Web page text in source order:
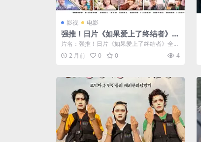
影视 电影
强推！日片《如果爱上了终结者》全
集资源 未删减版本
片名：强推！日片《如果爱上了终结者》全集
资源 未删减版本 分类：电影 详情介绍 ...
2 月前 0 0 4